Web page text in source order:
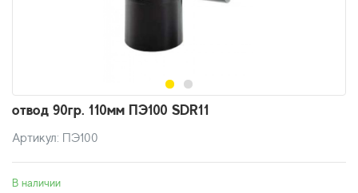
отвод 90гр. 110мм ПЭ100 SDR11
Артикул: ПЭ100
В наличии